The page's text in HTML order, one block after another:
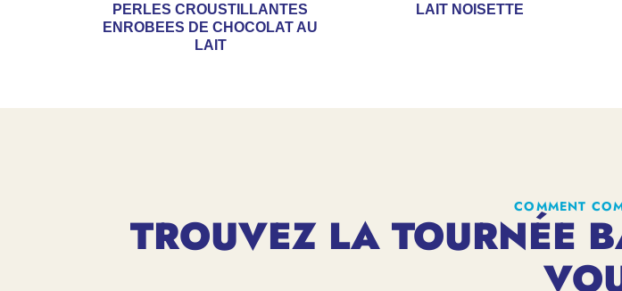
PERLES CROUSTILLANTES
ENROBEES DE CHOCOLAT AU
LAIT
LAIT NOISETTE
COMMENT
TROUVEZ LA TOURNÉE